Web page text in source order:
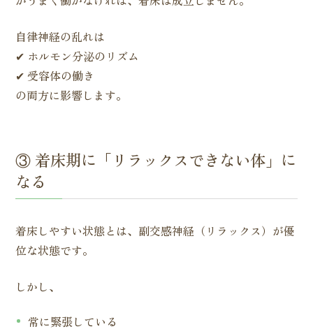
自律神経の乱れは
✔ ホルモン分泌のリズム
✔ 受容体の働き
の両方に影響します。
③ 着床期に「リラックスできない体」に
なる
着床しやすい状態とは、副交感神経（リラックス）が優
位な状態です。
しかし、
常に緊張している